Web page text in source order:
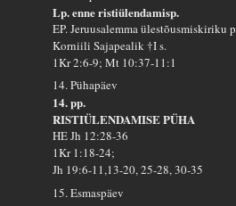
Lp. enne ristiülendamisp.
EP. Jeruusalemma ülestõusmiskiriku
Korniili Sajapealik †I s.
1Kr 2:6-9; Mt 10:37-11:1
14. Pühapäev
14. pp.
RISTIÜLENDAMISE PÜHA
HE Jh 12:28-36
1Kr 1:18-24;
Jh 19:6-11,13-20, 25-28, 30-35
15. Esmaspäev